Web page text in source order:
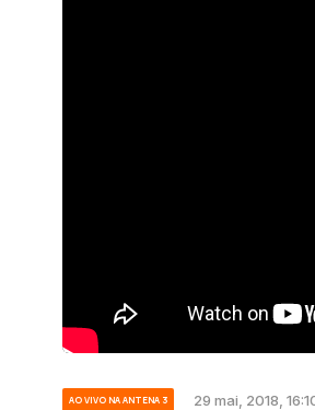
AO VIVO NA ANTENA 3 29 mai, 2018,